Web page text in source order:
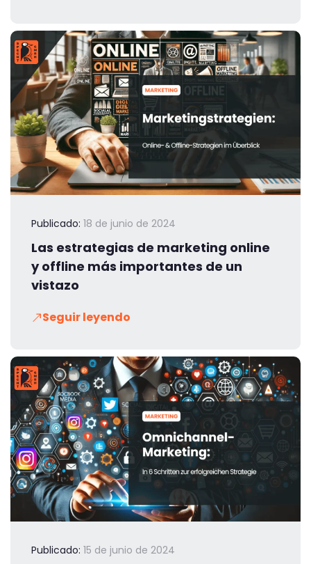
Publicado: 18 de junio de 2024
Las estrategias de marketing online
y offline más importantes de un
vistazo
Seguir leyendo
Publicado: 15 de junio de 2024